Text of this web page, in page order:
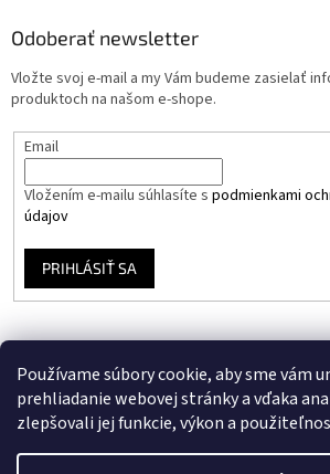
Používame súbory cookie, aby sme vám
prehliadanie webovej stránky a vďaka
zlepšovali jej funkcie, výkon a
Odoberať newsletter
Vložte svoj e-mail a my Vám budeme zasielať
produktoch na našom e-shope.
Email
Vložením e-mailu súhlasíte s podmienkami
údajov
PRIHLÁSIŤ SA